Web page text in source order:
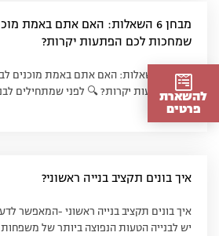
מבחן 6 השאלות: האם אתם באמת
שמחכות לכם הפתעות יקרות?
מבחן 6 השאלות: האם אתם באמת מוכנים
לכם הפתעות יקרות? 🔍 לפני שמתחילים
איך בונים תקציב בנייה ראשוני?
איך בונים תקציב בנייה ראשוני -המאפשר
יש לבנייה הטעות הנפוצה ביותר של
להשארת
פרטים